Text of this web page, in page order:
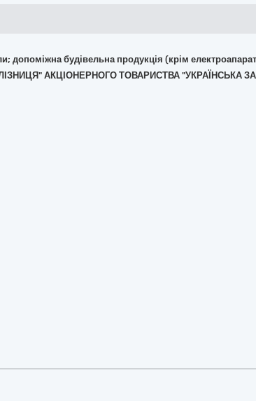
допоміжна будівельна продукція (крім
АКЦІОНЕРНОГО ТОВАРИСТВА "УКРАЇНСЬКА